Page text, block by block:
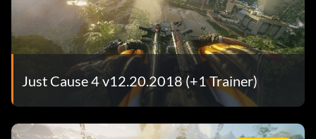
Just Cause 4 v12.20.2018 (+1 Trainer)